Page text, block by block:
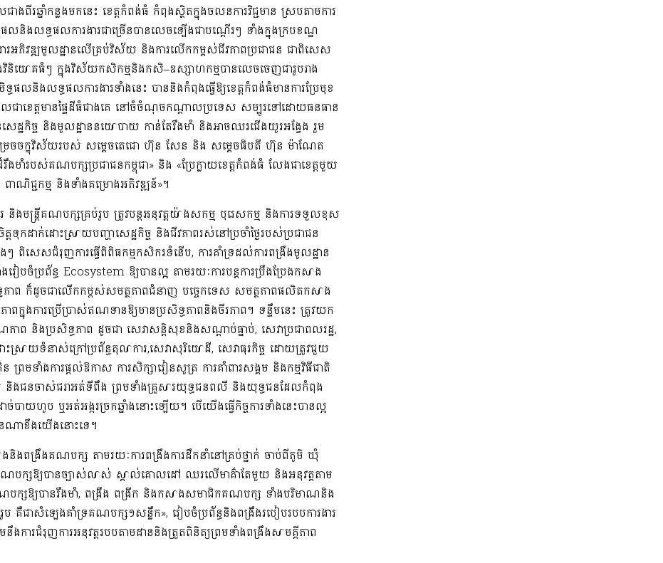
ជាងពីរឆ្នាំកន្លងមកនេះ ខេត្តកំពង់ធំ កំពុងស្ថិតក្នុងចលនការវិជ្ជមាន ស្របតាមការ
ផលនិងលទ្ធផលការងារជាច្រើនបានលេចឡើងជាបណ្តើរៗ ទាំងក្នុងក្របខណ្ឌ
ារអភិវឌ្ឍមូលដ្ឋានលើគ្រប់វិស័យ និងការលើកកម្ពស់ជីវភាពប្រជាជន ជាពិសេស
វិនិយោគធំៗ ក្នុងវិស័យកសិកម្មនិងកសិ–ឧស្សាហកម្មបានលេចចេញជារូបរាង
ធផលនិងលទ្ធផលការងារទាំងនេះ បាននិងកំពុងធ្វើឱ្យខេត្តកំពង់ធំមានការប្រែមុខ
ាខេត្តមានផ្ទៃដីធំជាងគេ នៅចំចំណុចកណ្តាលប្រទេស សម្បូរទៅដោយធនធាន
េដ្ឋកិច្ច និងមូលដ្ឋាននយោបាយ កាន់តែរឹងមាំ និងអាចឈរជើងយូរអង្វែង រួម
េចចក្ខុវិស័យរបស់ សម្ដេចតេជោ ហ៊ុន សែន និង សម្តេចធិបតី ហ៊ុន ម៉ាណែត
រឹងមាំរបស់គណបក្សប្រជាជនកម្ពុជា» និង «ប្រែក្លាយខេត្តកំពង់ធំ លែងជាខេត្តមួយ
ណិជ្ជកម្ម និងទាំងគម្រោងអភិវឌ្ឍន៍»។
និងមន្រ្តីគណបក្សគ្រប់រូប ត្រូវបន្តអនុវត្តយ៉ាងសកម្ម បុរេសកម្ម និងការទទួលខុស
តទុកដាក់ដោះស្រាយបញ្ហាសេដ្ឋកិច្ច និងជីវភាពរស់នៅប្រចាំថ្ងៃរបស់ប្រជាជន
ៗ ពិសេសជំរុញការធ្វើពិពិធកម្ម​កសិករទំនើប, ការគាំទ្រដល់ការពង្រឹងមូលដ្ឋាន​
រៀបចំប្រព័ន្ធ Ecosystem ឱ្យបានល្អ តាមរយៈការបន្តការប្រឹងប្រែងកសាង
ាព ក៏ដូចជាលើកកម្ពស់សមត្ថភាពជំនាញ បច្ចេកទេស សមត្ថភាពផលិតកសាង
នុងការប្រើប្រាស់ឥណទានឱ្យមានប្រសិទ្ធភាពនិងចីរភាព។ ទន្ទឹមនេះ ត្រូវយក
ាព និងប្រសិទ្ធភាព ដូចជា សេវាសន្តិសុខនិងសណ្តាប់ធ្នាប់, សេវាប្រជាពលរដ្ឋ,
ះស្រាយទំនាស់ក្រៅប្រព័ន្ធតុលាការ,សេវាសុរិយោដី, សេវាធុរកិច្ច ដោយត្រូវជួយ
ន ព្រមទាំងការផ្ដល់ឱកាស ការសិក្សារៀនសូត្រ ការគាំពារសង្គម និងកម្មវិធីជាតិ
និងជនចាស់ជរាអត់ទីពឹង ព្រមទាំងគ្រួសារយុទ្ធជនពលី និងយុទ្ធជនដែលកំពុង
ាច់បាយហូប ឬអត់អង្ករច្រកឆ្នាំងនោះឡើយ។ បើយើងធ្វើកិច្ចការទាំងនេះបានល្អ
នណាខឹងយើងនោះទេ។
និងពង្រឹងគណបក្ស តាមរយៈការពង្រឹងការដឹកនាំនៅគ្រប់ថ្នាក់ ចាប់ពីភូមិ ឃុំ
ក្សឱ្យបានច្បាស់លាស់ ស្គាល់គោលដៅ ឈរលើមាគ៌ាតែមួយ និងអនុវត្តតាម
ណបក្ស​ឱ្យបានរឹងមាំ, ពង្រឹង ពង្រីក និងកសាងសមាជិកគណបក្ស ទាំងបរិមាណនិង
គឺជាសំឡេងគាំទ្រគណបក្ស១សន្លឹក», រៀបចំប្រព័ន្ធនិងពង្រឹងរបៀបរបបការងារ
នឹងការជំរុញការអនុវត្តរបបតាមដាននិងត្រួតពិនិត្យព្រមទាំងពង្រឹងសាមគ្គីភាព